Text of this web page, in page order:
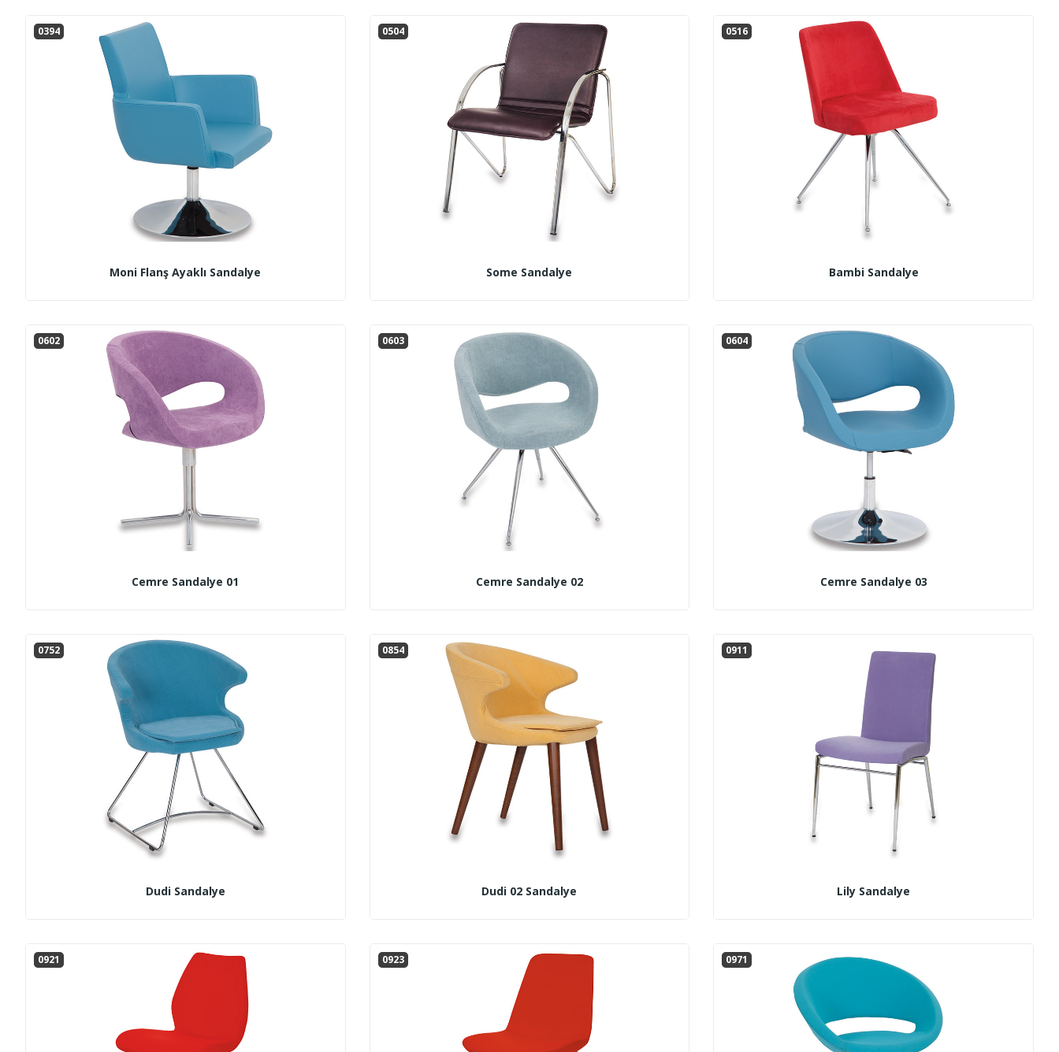
0394
Moni Flanş Ayaklı Sandalye
0504
Some Sandalye
0516
Bambi Sandalye
0602
Cemre Sandalye 01
0603
Cemre Sandalye 02
0604
Cemre Sandalye 03
0752
Dudi Sandalye
0854
Dudi 02 Sandalye
0911
Lily Sandalye
0921 0923 0971